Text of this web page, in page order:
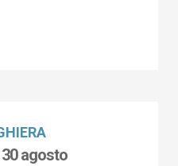
agosto